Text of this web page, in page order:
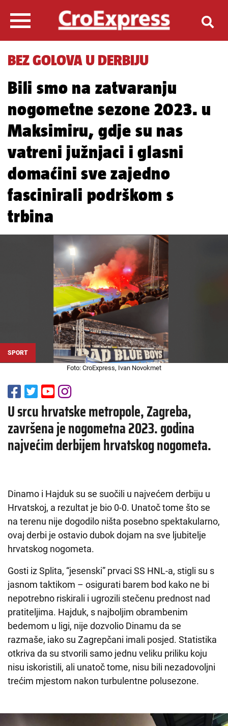
BEZ GOLOVA U DERBIJU
Bili smo na zatvaranju
nogometne sezone 2023. u
Maksimiru, gdje su nas
vatreni južnjaci i glasni
domaćini sve zajedno
fascinirali podrškom s
trbina
SPORT
Foto: CroExpress, Ivan Novokmet
U srcu hrvatske metropole, Zagreba,
završena je nogometna 2023. godina
najvećim derbijem hrvatskog nogometa.
Dinamo i Hajduk su se suočili u najvećem derbiju u
Hrvatskoj, a rezultat je bio 0-0. Unatoč tome što se
na terenu nije dogodilo ništa posebno spektakularno,
ovaj derbi je ostavio dubok dojam na sve ljubitelje
hrvatskog nogometa.
Gosti iz Splita, “jesenski” prvaci SS HNL-a, stigli su s
jasnom taktikom – osigurati barem bod kako ne bi
nepotrebno riskirali i ugrozili stečenu prednost nad
pratiteljima. Hajduk, s najboljim obrambenim
bedemom u ligi, nije dozvolio Dinamu da se
razmaše, iako su Zagrepčani imali posjed. Statistika
otkriva da su stvorili samo jednu veliku priliku koju
nisu iskoristili, ali unatoč tome, nisu bili nezadovoljni
trećim mjestom nakon turbulentne polusezone.